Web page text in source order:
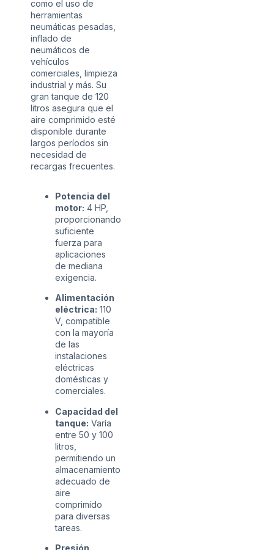
como el uso de
herramientas
neumáticas pesadas,
inflado de
neumáticos de
vehículos
comerciales, limpieza
industrial y más. Su
gran tanque de 120
litros asegura que el
aire comprimido esté
disponible durante
largos períodos sin
necesidad de
recargas frecuentes.
Potencia del
motor: 4 HP,
proporcionando
suficiente
fuerza para
aplicaciones
de mediana
exigencia.
Alimentación
eléctrica: 110
V, compatible
con la mayoría
de las
instalaciones
eléctricas
domésticas y
comerciales.
Capacidad del
tanque: Varía
entre 50 y 100
litros,
permitiendo un
almacenamiento
adecuado de
aire
comprimido
para diversas
tareas.